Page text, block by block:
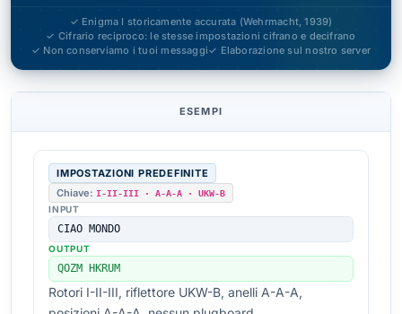
✓ Enigma I storicamente accurata (Wehrmacht, 1939)
✓ Cifrario reciproco: le stesse impostazioni cifrano e decifrano
✓ Non conserviamo i tuoi messaggi✓ Elaborazione sul nostro server
ESEMPI
IMPOSTAZIONI PREDEFINITE
Chiave: I-II-III · A-A-A · UKW-B
INPUT
CIAO MONDO
OUTPUT
QOZM HKRUM
Rotori I-II-III, riflettore UKW-B, anelli A-A-A,